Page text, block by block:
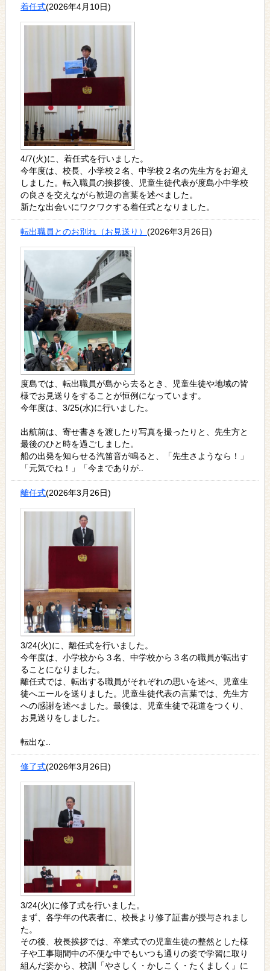
着任式(2026年4月10日)
4/7(火)に、着任式を行いました。
今年度は、校長、小学校２名、中学校２名の先生方をお迎え
しました。転入職員の挨拶後、児童生徒代表が度島小中学校
の良さを交えながら歓迎の言葉を述べました。
新たな出会いにワクワクする着任式となりました。
転出職員とのお別れ（お見送り） (2026年3月26日)
度島では、転出職員が島から去るとき、児童生徒や地域の皆
様でお見送りをすることが恒例になっています。
今年度は、3/25(水)に行いました。
出航前は、寄せ書きを渡したり写真を撮ったりと、先生方と
最後のひと時を過ごしました。
船の出発を知らせる汽笛音が鳴ると、「先生さようなら！」
「元気でね！」「今までありが..
離任式(2026年3月26日)
3/24(火)に、離任式を行いました。
今年度は、小学校から３名、中学校から３名の職員が転出す
ることになりました。
離任式では、転出する職員がそれぞれの思いを述べ、児童生
徒へエールを送りました。児童生徒代表の言葉では、先生方
への感謝を述べました。最後は、児童生徒で花道をつくり、
お見送りをしました。
転出な..
修了式(2026年3月26日)
3/24(火)に修了式を行いました。
まず、各学年の代表者に、校長より修了証書が授与されまし
た。
その後、校長挨拶では、卒業式での児童生徒の整然とした様
子や工事期間中の不便な中でもいつも通りの姿で学習に取り
組んだ姿から、校訓「やさしく・かしこく・たくましく」に